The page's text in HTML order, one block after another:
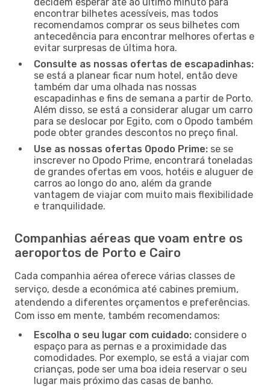
encontrar bilhetes acessíveis, mas todos
recomendamos comprar os seus bilhetes com
antecedência para encontrar melhores ofertas e
evitar surpresas de última hora.
Consulte as nossas ofertas de escapadinhas:
se está a planear ficar num hotel, então deve
também dar uma olhada nas nossas
escapadinhas e fins de semana a partir de Porto.
Além disso, se está a considerar alugar um carro
para se deslocar por Egito, com o Opodo também
pode obter grandes descontos no preço final.
Use as nossas ofertas Opodo Prime: se se
inscrever no Opodo Prime, encontrará toneladas
de grandes ofertas em voos, hotéis e aluguer de
carros ao longo do ano, além da grande
vantagem de viajar com muito mais flexibilidade
e tranquilidade.
Companhias aéreas que voam entre os
aeroportos de Porto e Cairo
Cada companhia aérea oferece várias classes de
serviço, desde a económica até cabines premium,
atendendo a diferentes orçamentos e preferências.
Com isso em mente, também recomendamos:
Escolha o seu lugar com cuidado: considere o
espaço para as pernas e a proximidade das
comodidades. Por exemplo, se está a viajar com
crianças, pode ser uma boa ideia reservar o seu
lugar mais próximo das casas de banho.